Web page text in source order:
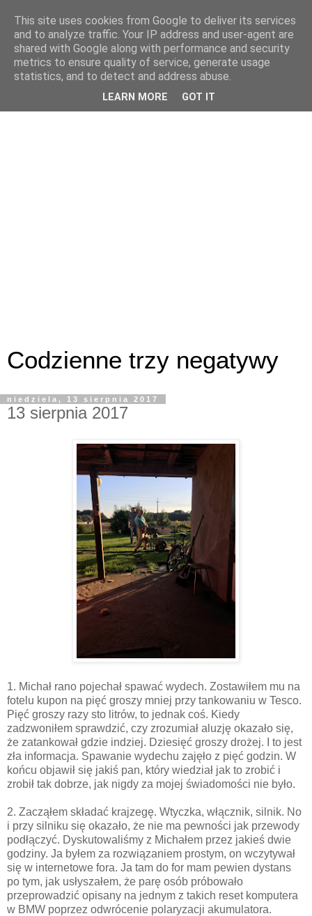
Codzienne trzy negatywy
niedziela, 13 sierpnia 2017
13 sierpnia 2017
1. Michał rano pojechał spawać wydech. Zostawiłem mu na
fotelu kupon na pięć groszy mniej przy tankowaniu w Tesco.
Pięć groszy razy sto litrów, to jednak coś. Kiedy
zadzwoniłem sprawdzić, czy zrozumiał aluzję okazało się,
że zatankował gdzie indziej. Dziesięć groszy drożej. I to jest
zła informacja. Spawanie wydechu zajęło z pięć godzin. W
końcu objawił się jakiś pan, który wiedział jak to zrobić i
zrobił tak dobrze, jak nigdy za mojej świadomości nie było.
2. Zacząłem składać krajzegę. Wtyczka, włącznik, silnik. No
i przy silniku się okazało, że nie ma pewności jak przewody
podłączyć. Dyskutowaliśmy z Michałem przez jakieś dwie
godziny. Ja byłem za rozwiązaniem prostym, on wczytywał
się w internetowe fora. Ja tam do for mam pewien dystans
po tym, jak usłyszałem, że parę osób próbowało
przeprowadzić opisany na jednym z takich reset komputera
w BMW poprzez odwrócenie polaryzacji akumulatora.
This site uses cookies from Google to deliver its services
and to analyze traffic. Your IP address and user-agent are
shared with Google along with performance and security
metrics to ensure quality of service, generate usage
statistics, and to detect and address abuse.
LEARN MORE GOT IT